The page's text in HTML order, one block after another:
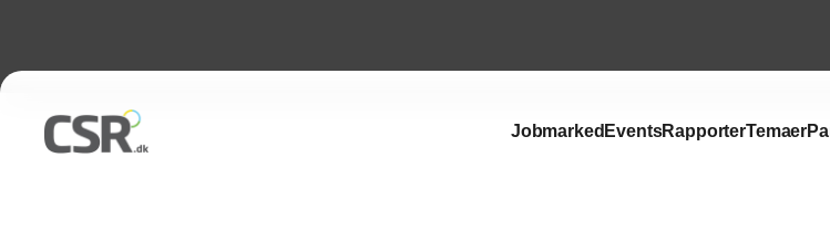
Jobmarked EventsRapporterTemaer